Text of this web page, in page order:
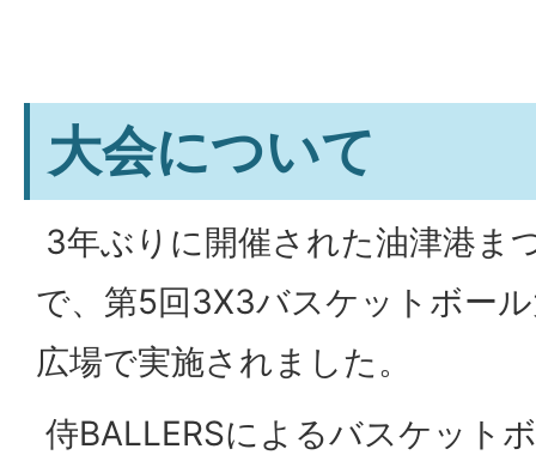
大会について
3年ぶりに開催された油津港ま
で、第5回3X3バスケットボー
広場で実施されました。
侍BALLERSによるバスケット